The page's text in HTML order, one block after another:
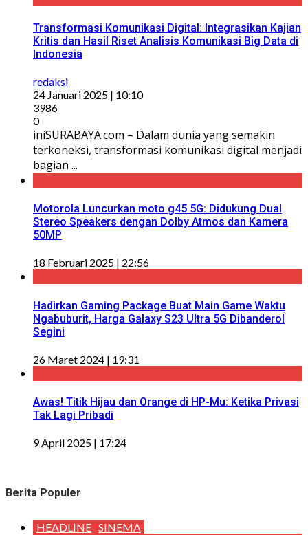
Transformasi Komunikasi Digital: Integrasikan Kajian
Kritis dan Hasil Riset Analisis Komunikasi Big Data di
Indonesia
redaksi
24 Januari 2025 | 10:10
3986
0
iniSURABAYA.com – Dalam dunia yang semakin
terkoneksi, transformasi komunikasi digital menjadi
bagian ...
Motorola Luncurkan moto g45 5G: Didukung Dual
Stereo Speakers dengan Dolby Atmos dan Kamera
50MP
18 Februari 2025 | 22:56
Hadirkan Gaming Package Buat Main Game Waktu
Ngabuburit, Harga Galaxy S23 Ultra 5G Dibanderol
Segini
26 Maret 2024 | 19:31
Awas! Titik Hijau dan Orange di HP-Mu: Ketika Privasi
Tak Lagi Pribadi
9 April 2025 | 17:24
Berita Populer
HEADLINE SINEMA